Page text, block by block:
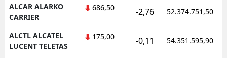
Uşak
ALCAR ALARKO
CARRIER
686,50 -2,76 52.374.751,50
ALCTL ALCATEL
LUCENT TELETAS
175,00 -0,11 54.351.595,90